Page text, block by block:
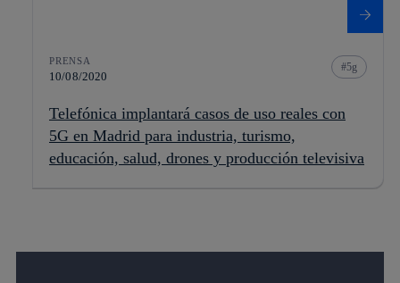
PRENSA
10/08/2020
5g
Telefónica implantará casos de uso reales con
5G en Madrid para industria, turismo,
educación, salud, drones y producción televisiva